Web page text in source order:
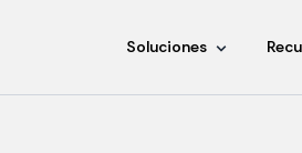
Soluciones